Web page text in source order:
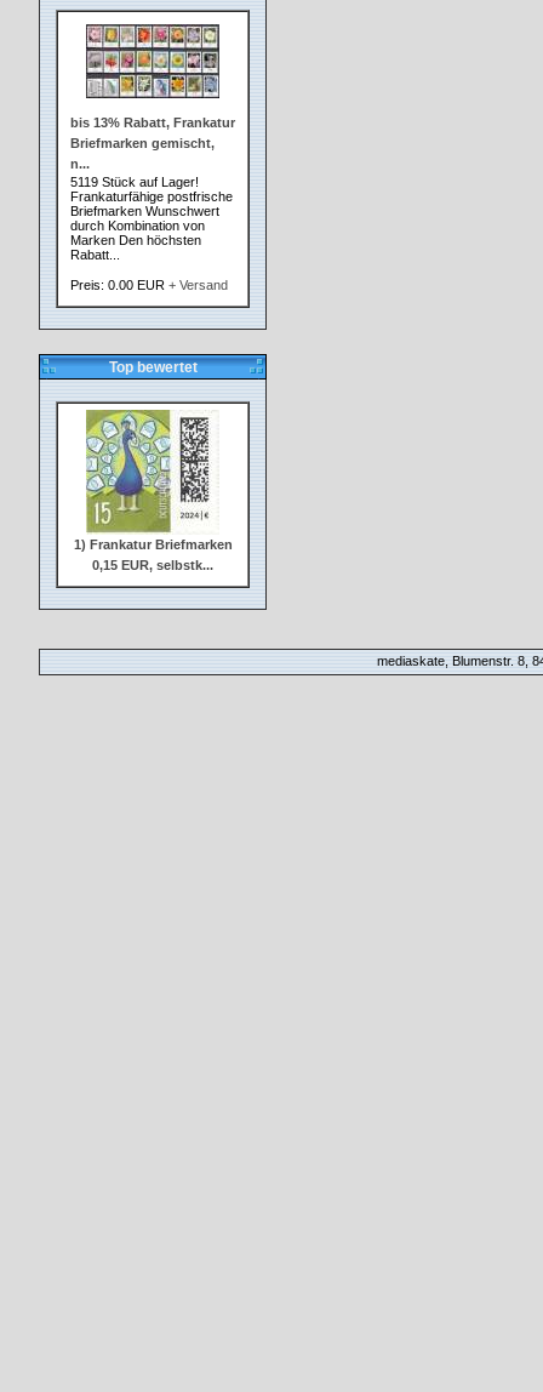
bis 13% Rabatt, Frankatur
Briefmarken gemischt,
n...
5119 Stück auf Lager!
Frankaturfähige postfrische
Briefmarken Wunschwert
durch Kombination von
Marken Den höchsten
Rabatt...
Preis: 0.00 EUR + Versand
Top bewertet
1) Frankatur Briefmarken
0,15 EUR, selbstk...
mediaskate, Blumenstr. 8,